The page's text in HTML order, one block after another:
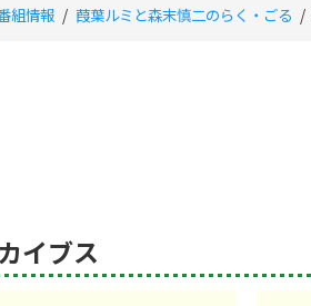
組情報 葭葉ルミと森末慎二のらく・ごる
イブス